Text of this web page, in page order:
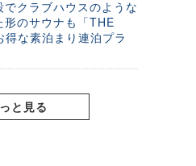
クラブハウスのような
形のサウナも「THE
得な素泊まり連泊プラ
と見る